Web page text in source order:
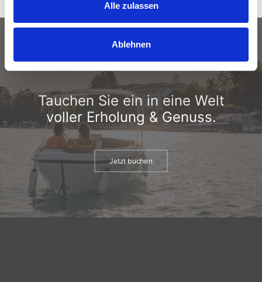
Alle zulassen
Ablehnen
Tauchen Sie ein in eine Welt
voller Erholung & Genuss.
Jetzt buchen